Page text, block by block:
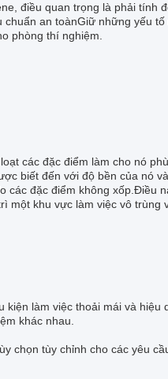
điều quan trọng là phải tính
an toànGiữ những yếu
phòng thí nghiệm.
các đặc điểm làm cho nó
biết đến với độ bền của nó
các đặc điểm không xốp.Điều
một khu vực làm việc vô trùng
làm việc thoải mái và
khác nhau.
chọn tùy chỉnh cho các yêu